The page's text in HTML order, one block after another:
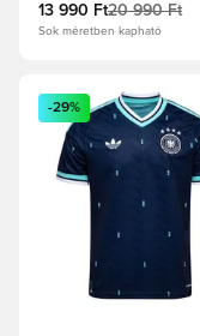
13 990 Ft20 990 Ft
Sok méretben kapható
Megnyit egy
-29%